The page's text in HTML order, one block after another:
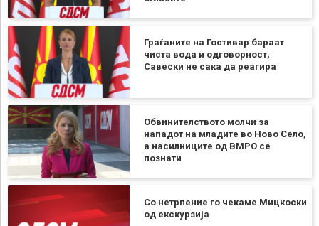
Граѓаните на Гостивар бараат
чиста вода и одговорност,
Савески не сака да реагира
Обвинителството молчи за
нападот на младите во Ново Село,
а насилниците од ВМРО се
познати
Со нетрпение го чекаме Мицкоски
од екскурзија